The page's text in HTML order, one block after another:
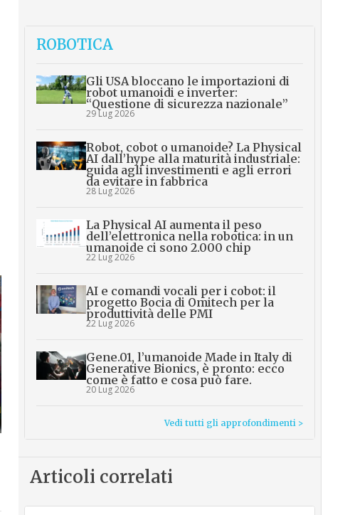
ROBOTICA
Gli USA bloccano le importazioni di
robot umanoidi e inverter:
“Questione di sicurezza nazionale”
29 Lug 2026
Robot, cobot o umanoide? La Physical
AI dall’hype alla maturità industriale:
guida agli investimenti e agli errori
da evitare in fabbrica
28 Lug 2026
La Physical AI aumenta il peso
dell’elettronica nella robotica: in un
umanoide ci sono 2.000 chip
22 Lug 2026
AI e comandi vocali per i cobot: il
progetto Bocia di Omitech per la
produttività delle PMI
22 Lug 2026
Gene.01, l’umanoide Made in Italy di
Generative Bionics, è pronto: ecco
come è fatto e cosa può fare.
20 Lug 2026
Vedi tutti gli approfondimenti >
Articoli correlati